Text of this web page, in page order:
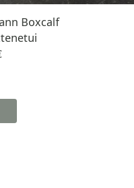
Boxcalf